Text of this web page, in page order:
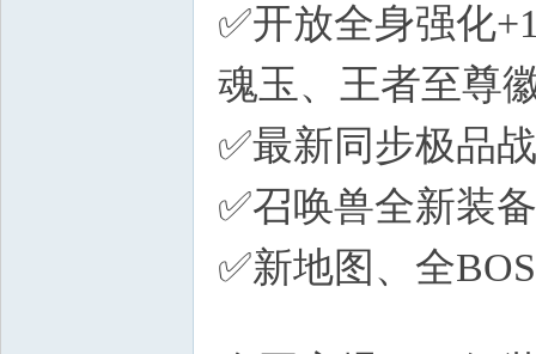
✅开放全身强化
魂玉、王者至尊
✅最新同步极品
✅召唤兽全新装
✅新地图、全